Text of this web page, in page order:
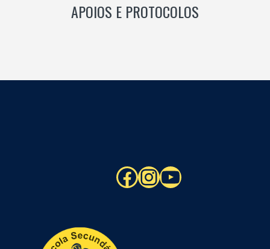
APOIOS E PROTOCOLOS
Facebook
Instagram
YouTube